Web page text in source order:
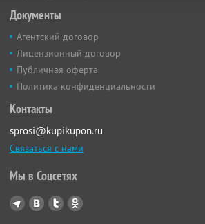
Документы
Агентский договор
Лицензионный договор
Публичная оферта
Политика конфиденциальности
Контакты
sprosi@kupikupon.ru
Связаться с нами
Мы в Соцсетях